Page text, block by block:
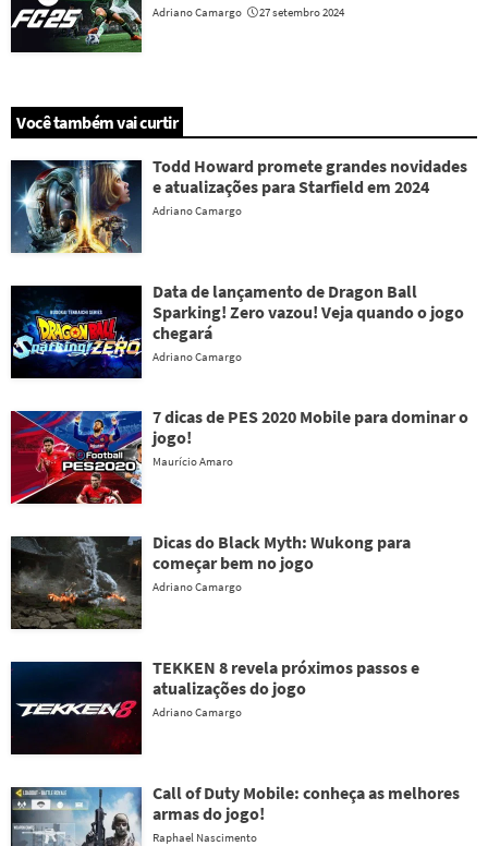
Adriano Camargo 27 setembro 2024
Você também vai curtir
Todd Howard promete grandes novidades
e atualizações para Starfield em 2024
Adriano Camargo
Data de lançamento de Dragon Ball
Sparking! Zero vazou! Veja quando o jogo
chegará
Adriano Camargo
7 dicas de PES 2020 Mobile para dominar o
jogo!
Maurício Amaro
Dicas do Black Myth: Wukong para
começar bem no jogo
Adriano Camargo
TEKKEN 8 revela próximos passos e
atualizações do jogo
Adriano Camargo
Call of Duty Mobile: conheça as melhores
armas do jogo!
Raphael Nascimento